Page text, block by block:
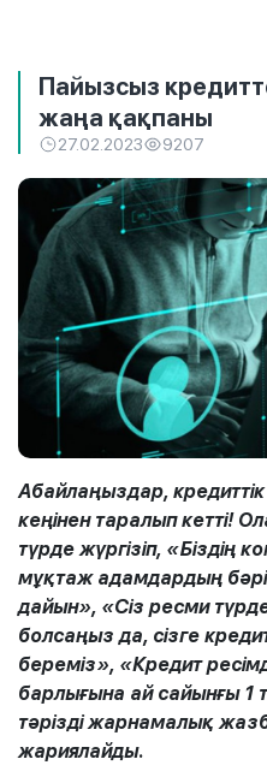
Пайызсыз
жаңа қақпаны
27.02.2023 9207
Абайлаңыздар,
кеңінен таралып кетті!
түрде жүргізіп, «Біздің
мұқтаж адамдардың
дайын», «Сіз ресми
болсаңыз да, сізге
береміз», «Кредит
барлығына ай сайынғы 1
тәрізді жарнамалық
жариялайды.